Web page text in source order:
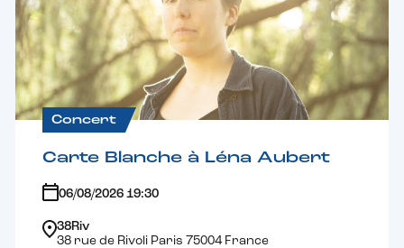
Concert
Carte Blanche à Léna Aubert
06/08/2026 19:30
38Riv
38 rue de Rivoli Paris 75004 France